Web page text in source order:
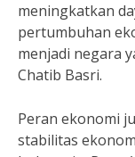
meningkatkan
pertumbuhan
menjadi negara
Chatib Basri.
Peran ekonomi
stabilitas